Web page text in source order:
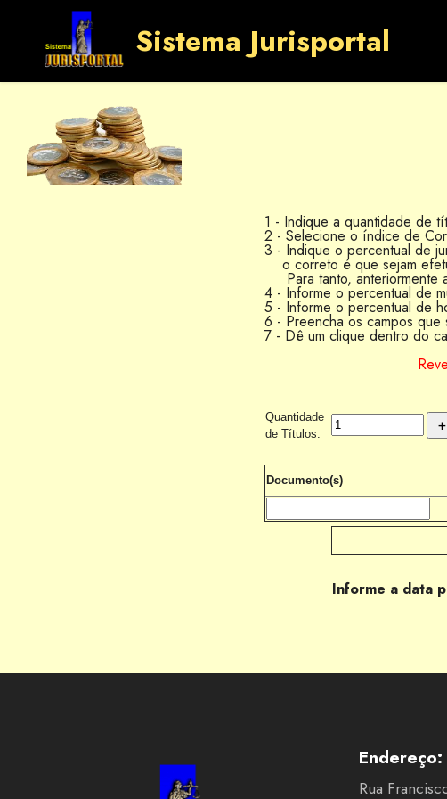
Sistema Jurisportal
1 - Indique a quantidade de
2 - Selecione o índice de
3 - Indique o percentual de
o correto é que sejam
Para tanto, anteriormente
4 - Informe o percentual de
5 - Informe o percentual de
6 - Preencha os campos que
7 - Dê um clique dentro do
Quantidade
de Títulos:
Documento(s)
Informe a data
Endereço:
Rua